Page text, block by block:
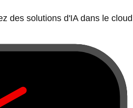
des solutions d'IA dans le cloud